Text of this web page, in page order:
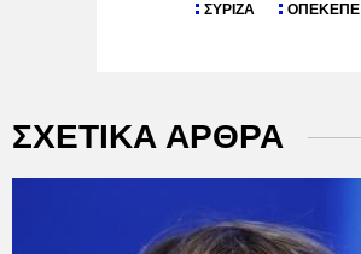
ΣΥΡΙΖΑ ΟΠΕΚΕΠΕ
ΣΧΕΤΙΚΑ ΑΡΘΡΑ